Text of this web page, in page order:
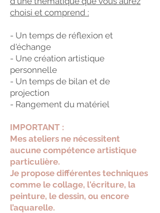
choisi et comprend :
- Un temps de réflexion et
d'échange
- Une création artistique
personnelle
- Un temps de bilan et de
projection
- Rangement du matériel
IMPORTANT :
Mes ateliers ne nécessitent
aucune compétence artistique
particulière.
Je propose différentes techniques
comme le collage, l'écriture, la
peinture, le dessin, ou encore
l’aquarelle.